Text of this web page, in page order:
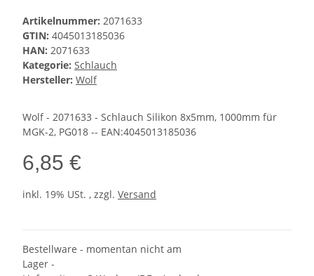
Artikelnummer: 2071633
GTIN: 4045013185036
HAN: 2071633
Kategorie: Schlauch
Hersteller: Wolf
Wolf - 2071633 - Schlauch Silikon 8x5mm, 1000mm für
MGK-2, PG018 -- EAN:4045013185036
6,85 €
inkl. 19% USt. , zzgl. Versand
Bestellware - momentan nicht am
Lager -